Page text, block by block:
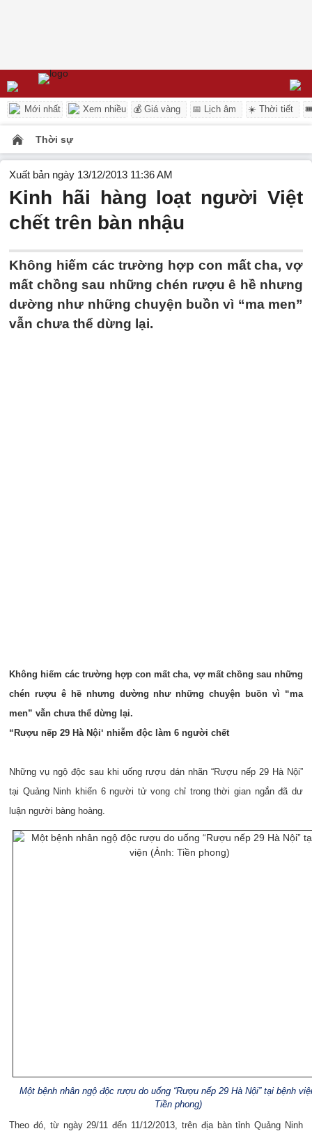
Mới nhất Xem nhiều 💰 Giá vàng 📅 Lịch âm ☀️ Thời tiết
Thời sự
Xuất bản ngày 13/12/2013 11:36 AM
Kinh hãi hàng loạt người Việt
chết trên bàn nhậu
Không hiếm các trường hợp con mất cha, vợ
mất chồng sau những chén rượu ê hề nhưng
dường như những chuyện buồn vì “ma men”
vẫn chưa thể dừng lại.
Không hiếm các trường hợp con mất cha, vợ mất chồng sau những
chén rượu ê hề nhưng dường như những chuyện buồn vì “ma
men” vẫn chưa thể dừng lại.
“Rượu nếp 29 Hà Nội‘ nhiễm độc làm 6 người chết
Những vụ ngộ độc sau khi uống rượu dán nhãn “Rượu nếp 29 Hà Nội”
tại Quảng Ninh khiến 6 người tử vong chỉ trong thời gian ngắn đã dư
luận người bàng hoàng.
Một bệnh nhân ngộ độc rượu do uống “Rượu nếp 29 Hà Nội” tại bệnh
Tiền phong)
Theo đó, từ ngày 29/11 đến 11/12/2013, trên địa bàn tỉnh Quảng Ninh